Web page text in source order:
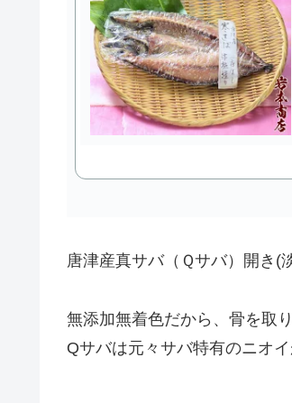
唐津産真サバ（Ｑサバ）開き
無添加無着色だから、骨を取
Qサバは元々サバ特有のニオ